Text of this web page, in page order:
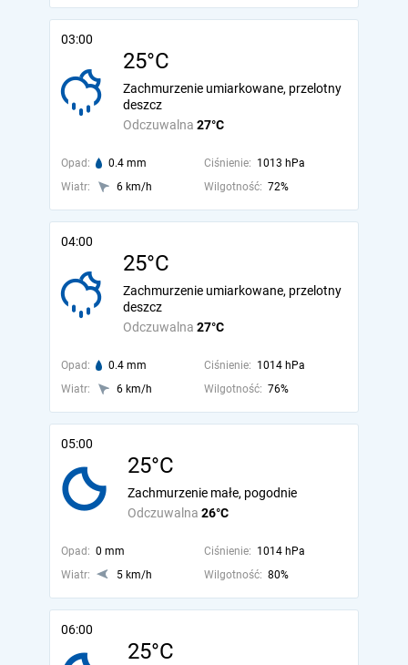
03:00
25°C
Odczuwalna 27°C
Zachmurzenie umiarkowane, przelotny
deszcz
Opad: 0.4 mm Ciśnienie: 1013 hPa
Wiatr:
6 km/h Wilgotność: 72%
04:00
25°C
Odczuwalna 27°C
Zachmurzenie umiarkowane, przelotny
deszcz
Opad: 0.4 mm Ciśnienie: 1014 hPa
Wiatr:
6 km/h Wilgotność: 76%
05:00
25°C
Odczuwalna 26°C
Zachmurzenie małe, pogodnie
Opad: 0 mm Ciśnienie: 1014 hPa
Wiatr:
5 km/h Wilgotność: 80%
06:00
25°C